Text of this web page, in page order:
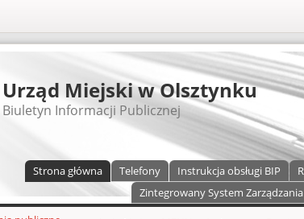
Urząd Miejski w Olsztynku
Biuletyn Informacji Publicznej
Strona główna Telefony Instrukcja obsługi BIP
Zintegrowany System